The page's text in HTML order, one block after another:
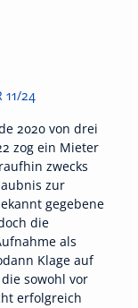
11/24
2020 von drei
zog ein Mieter
zwecks
zur
gegebene
die
als
Klage auf
sowohl vor
erfolgreich